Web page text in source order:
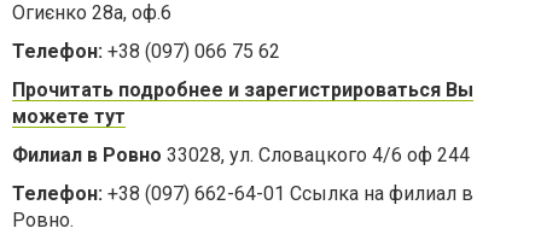
Огиєнко 28а, оф.6
Телефон: +38 (097) 066 75 62
Прочитать подробнее и зарегистрироваться Вы
можете тут
Филиал в Ровно 33028, ул. Словацкого 4/6 оф 244
Телефон: +38 (097) 662-64-01 Ссылка на филиал в
Ровно.